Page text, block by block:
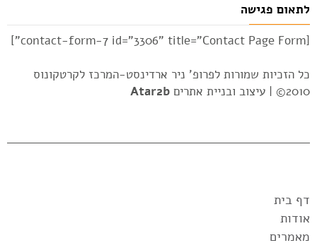
לתאום פגישה
[contact-form-7 id="3306" title="Contact Page Form"]
כל הזכיות שמורות לפרופ' ניר ארדינסט-המרכז לקרטקונוס
2010© |
עיצוב ובניית אתרים Atar2b
דף בית
אודות
מאמרים